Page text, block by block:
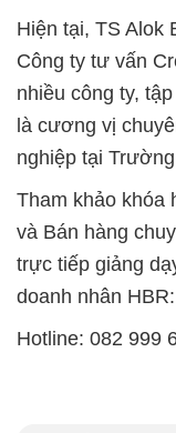
Hiện tại, TS Alok
Công ty tư vấn
nhiều công ty,
là cương vị
nghiệp tại
Tham khảo khóa
và Bán hàng
trực tiếp giảng
doanh nhân HBR:
Hotline: 082 999